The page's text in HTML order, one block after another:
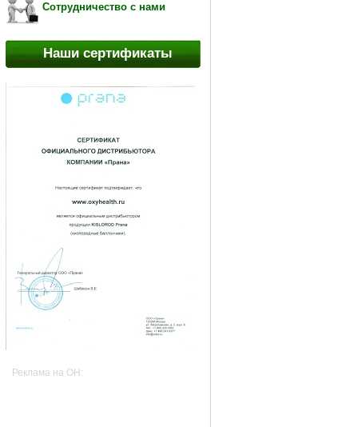
Сотрудничество с нами
Наши сертификаты
Реклама на OH: